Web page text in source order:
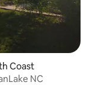
Coast
NC